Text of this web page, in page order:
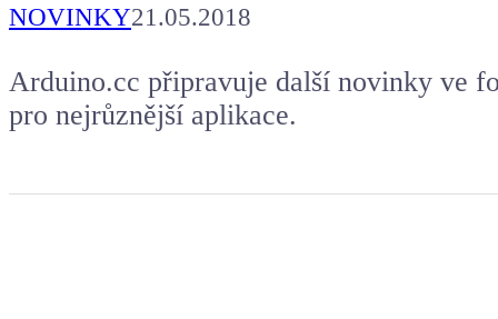
NOVINKY21.05.2018
Arduino.cc připravuje další novinky ve
pro nejrůznější aplikace.